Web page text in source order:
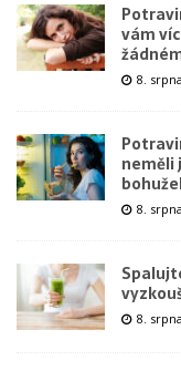
vám
8.
neměli
8.
8.